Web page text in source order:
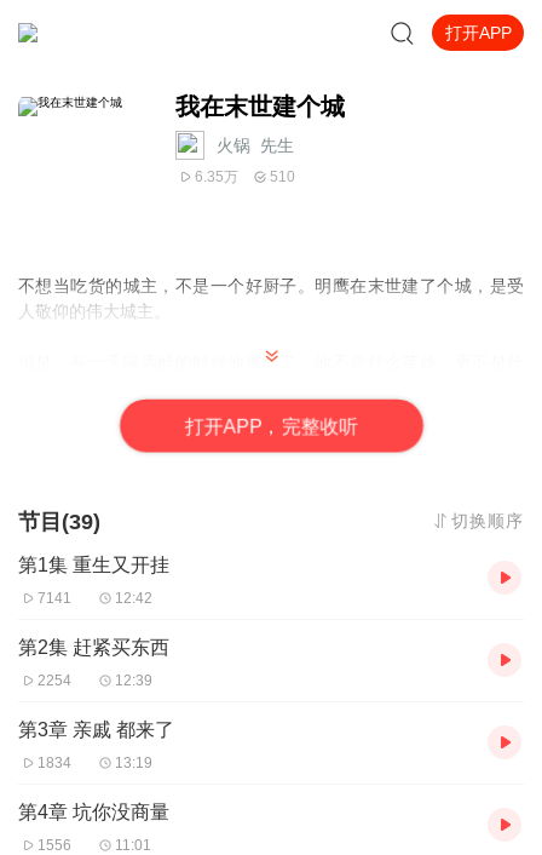
打开APP
我在末世建个城
火锅_先生
6.35万 510
不想当吃货的城主，不是一个好厨子。明鹰在末世建了个城，是受
人敬仰的伟大城主。
但是，有一天喝酒醉的时候他摊牌了，他不是什么英雄，更不是什
货，把前世追杀过自己的变异兽全给煮了。
犬肉出锅！
黑云蟒，剁块剥皮，放砂锅加水，生姜、料酒去腥，大火煮开转小
火炖两小时，加枸杞、红枣、食盐，最少的佐料炖出最原始的鲜美
打开APP，完整收听
节目(39) 切换顺序
第1集 重生又开挂
7141 12:42
第2集 赶紧买东西
2254 12:39
第3章 亲戚 都来了
1834 13:19
第4章 坑你没商量
1556 11:01